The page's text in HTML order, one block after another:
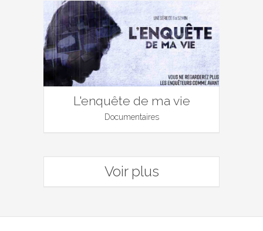
L'enquête de ma vie
Documentaires
Voir plus